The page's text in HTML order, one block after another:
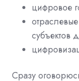
цифровое
субъектов
Сразу